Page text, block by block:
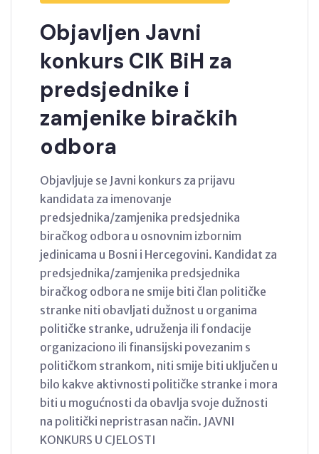
Objavljen Javni
konkurs CIK BiH za
predsjednike i
zamjenike biračkih
odbora
Objavljuje se Javni konkurs za prijavu
kandidata za imenovanje
predsjednika/zamjenika predsjednika
biračkog odbora u osnovnim izbornim
jedinicama u Bosni i Hercegovini. Kandidat za
predsjednika/zamjenika predsjednika
biračkog odbora ne smije biti član političke
stranke niti obavljati dužnost u organima
političke stranke, udruženja ili fondacije
organizaciono ili finansijski povezanim s
političkom strankom, niti smije biti uključen u
bilo kakve aktivnosti političke stranke i mora
biti u mogućnosti da obavlja svoje dužnosti
na politički nepristrasan način. JAVNI
KONKURS U CJELOSTI